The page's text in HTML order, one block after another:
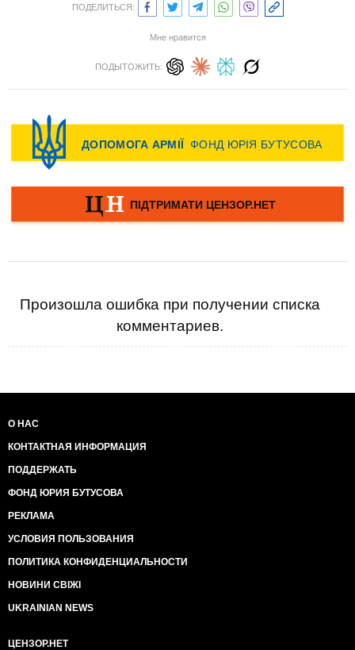
ПОДЕЛИТЬСЯ:
Мне нравится
ПОДЫТОЖИТЬ:
Произошла ошибка при получении списка
комментариев.
О НАС
КОНТАКТНАЯ ИНФОРМАЦИЯ
ПОДДЕРЖАТЬ
ФОНД ЮРИЯ БУТУСОВА
РЕКЛАМА
УСЛОВИЯ ПОЛЬЗОВАНИЯ
ПОЛИТИКА КОНФИДЕНЦИАЛЬНОСТИ
НОВИНИ СВІЖІ
UKRAINIAN NEWS
ЦЕНЗОР.НЕТ